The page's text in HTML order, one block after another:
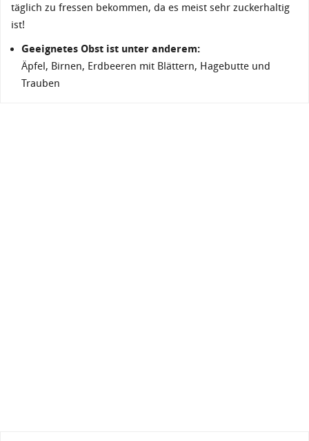
täglich zu fressen bekommen, da es meist sehr zuckerhaltig
ist!
Geeignetes Obst ist unter anderem:
Äpfel, Birnen, Erdbeeren mit Blättern, Hagebutte und
Trauben